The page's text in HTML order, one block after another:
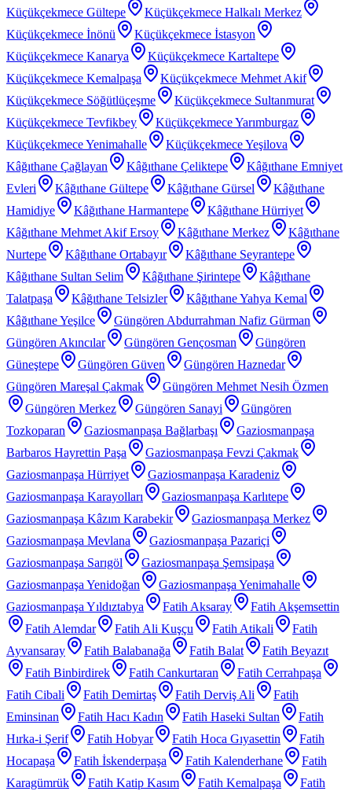
Küçükçekmece Gültepe
Küçükçekmece Halkalı Merkez
Küçükçekmece İnönü
Küçükçekmece İstasyon
Küçükçekmece Kanarya
Küçükçekmece Kartaltepe
Küçükçekmece Kemalpaşa
Küçükçekmece Mehmet Akif
Küçükçekmece Söğütlüçeşme
Küçükçekmece Sultanmurat
Küçükçekmece Tevfikbey
Küçükçekmece Yarımburgaz
Küçükçekmece Yenimahalle
Küçükçekmece Yeşilova
Kâğıthane Çağlayan
Kâğıthane Çeliktepe
Kâğıthane Emniyet
Evleri
Kâğıthane Gültepe Kâğıthane Gürsel
Kâğıthane
Hamidiye
Kâğıthane Harmantepe
Kâğıthane Hürriyet
Kâğıthane Mehmet Akif Ersoy
Kâğıthane Merkez
Kâğıthane
Nurtepe
Kâğıthane Ortabayır
Kâğıthane Seyrantepe
Kâğıthane Sultan Selim
Kâğıthane Şirintepe
Kâğıthane
Talatpaşa
Kâğıthane Telsizler
Kâğıthane Yahya Kemal
Kâğıthane Yeşilce
Güngören Abdurrahman Nafiz Gürman
Güngören Akıncılar
Güngören Gençosman
Güngören
Güneştepe
Güngören Güven
Güngören Haznedar
Güngören Mareşal Çakmak
Güngören Mehmet Nesih Özmen
Güngören Merkez
Güngören Sanayi
Güngören
Tozkoparan
Gaziosmanpaşa Bağlarbaşı
Gaziosmanpaşa
Barbaros Hayrettin Paşa
Gaziosmanpaşa Fevzi Çakmak
Gaziosmanpaşa Hürriyet
Gaziosmanpaşa Karadeniz
Gaziosmanpaşa Karayolları
Gaziosmanpaşa Karlıtepe
Gaziosmanpaşa Kâzım Karabekir
Gaziosmanpaşa Merkez
Gaziosmanpaşa Mevlana
Gaziosmanpaşa Pazariçi
Gaziosmanpaşa Sarıgöl
Gaziosmanpaşa Şemsipaşa
Gaziosmanpaşa Yenidoğan
Gaziosmanpaşa Yenimahalle
Gaziosmanpaşa Yıldıztabya
Fatih Aksaray
Fatih Akşemsettin
Fatih Alemdar
Fatih Ali Kuşçu Fatih Atikali
Fatih
Ayvansaray
Fatih Balabanağa Fatih Balat
Fatih Beyazıt
Fatih Binbirdirek
Fatih Cankurtaran
Fatih Cerrahpaşa
Fatih Cibali
Fatih Demirtaş Fatih Derviş Ali
Fatih
Eminsinan
Fatih Hacı Kadın Fatih Haseki Sultan
Fatih
Hırka-i Şerif
Fatih Hobyar Fatih Hoca Gıyasettin
Fatih
Hocapaşa
Fatih İskenderpaşa Fatih Kalenderhane
Fatih
Karagümrük
Fatih Katip Kasım Fatih Kemalpaşa Fatih